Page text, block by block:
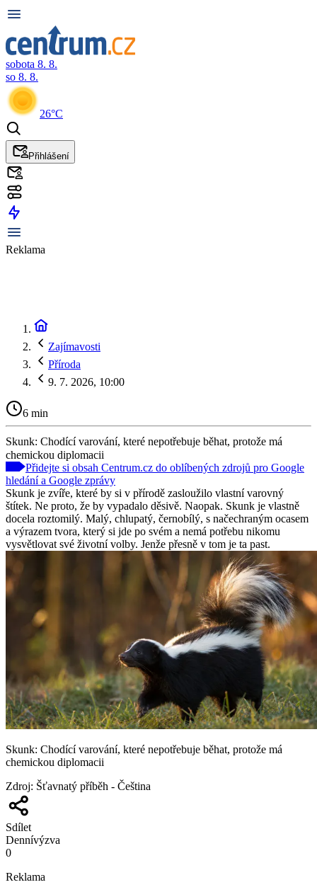
sobota 8. 8.
so 8. 8.
26°C
Přihlášení
Reklama
Zajímavosti
Příroda
9. 7. 2026, 10:00
6 min
Skunk: Chodící varování, které nepotřebuje běhat, protože má
chemickou diplomacii
Přidejte si obsah Centrum.cz do oblíbených zdrojů pro Google
hledání a Google zprávy
Skunk je zvíře, které by si v přírodě zasloužilo vlastní varovný
štítek. Ne proto, že by vypadalo děsivě. Naopak. Skunk je vlastně
docela roztomilý. Malý, chlupatý, černobílý, s načechraným ocasem
a výrazem tvora, který si jde po svém a nemá potřebu nikomu
vysvětlovat své životní volby. Jenže přesně v tom je ta past.
Skunk: Chodící varování, které nepotřebuje běhat, protože má
chemickou diplomacii
Zdroj: Šťavnatý příběh - Čeština
Sdílet
Dennívýzva
0
Reklama